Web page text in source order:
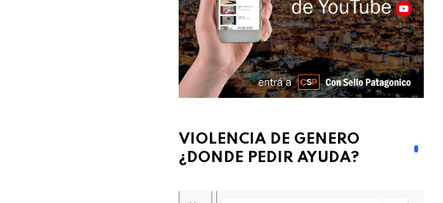
VIOLENCIA DE GENERO
¿DONDE PEDIR AYUDA?